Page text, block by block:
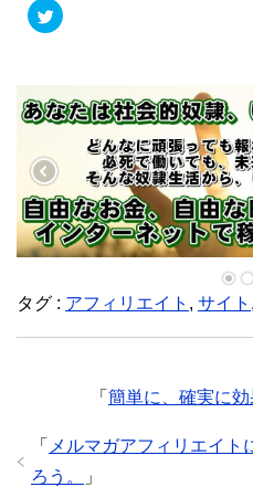
ク
リ
w
i
t
r
で
共
有
(
新
し
い
ン
ド
で
タグ : アフィリエイト , サイト ,
「 簡単に、確実に効
「 メルマガアフィリエイト
ろう。
」